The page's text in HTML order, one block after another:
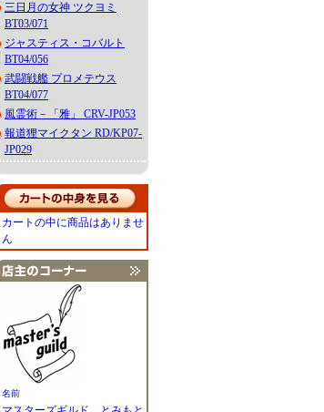
三日月の女神 ツクヨミ
BT03/071
ジャスティス・コバルト
BT04/056
武闘戦艦 プロメテウス
BT04/077
風霊術－「雅」 CRV-JP053
報道狸マイクタン RD/KP07-
JP029
カートの中に商品はありませ
ん
名前